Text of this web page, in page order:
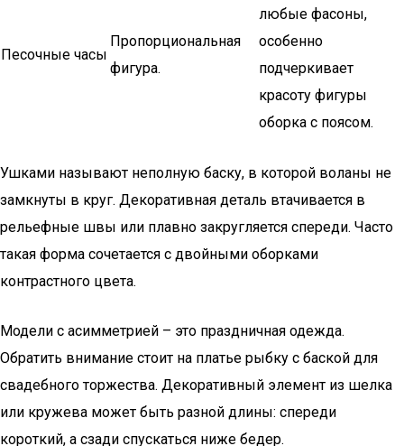
Песочные часы
Пропорциональная
фигура.
любые фасоны,
особенно
подчеркивает
красоту фигуры
оборка с поясом.
Ушками называют неполную баску, в которой воланы не
замкнуты в круг. Декоративная деталь втачивается в
рельефные швы или плавно закругляется спереди. Часто
такая форма сочетается с двойными оборками
контрастного цвета.
Модели с асимметрией – это праздничная одежда.
Обратить внимание стоит на платье рыбку с баской для
свадебного торжества. Декоративный элемент из шелка
или кружева может быть разной длины: спереди
короткий, а сзади спускаться ниже бедер.